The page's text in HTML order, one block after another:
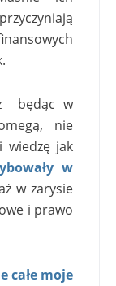
będąc w
nie
wiedzę jak
w
w zarysie
i prawo
całe moje